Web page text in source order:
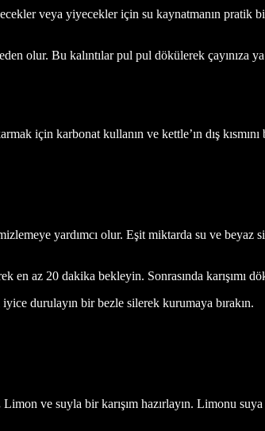
veya yiyecekler için su kaynatmanın pratik
olur. Bu kalıntılar pul pul dökülerek çayınıza
için karbonat kullanın ve kettle’ın dış kısmını
yardımcı olur. Eşit miktarda su ve beyaz
en az 20 dakika bekleyin. Sonrasında karışımı
iyice durulayın bir bezle silerek kurumaya bırakın.
Limon ve suyla bir karışım hazırlayın. Limonu